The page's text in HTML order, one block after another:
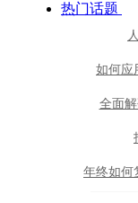
热门话题
如何应
全面
年终如何